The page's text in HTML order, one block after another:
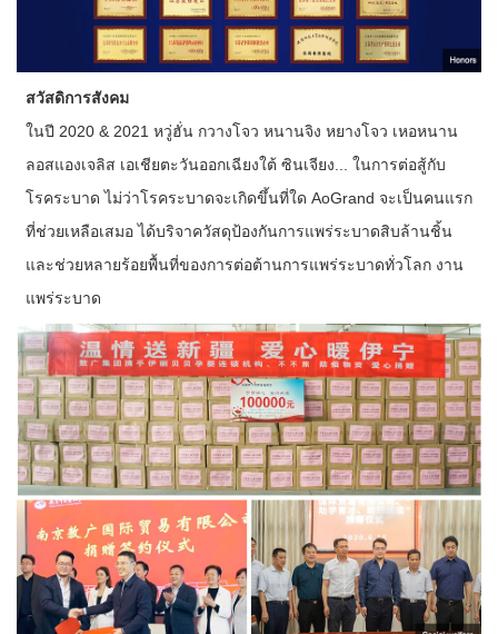
สวัสดิการสังคม
ในปี 2020 & 2021 หวู่ฮั่น กวางโจว หนานจิง หยางโจว เหอหนาน
ลอสแองเจลิส เอเชียตะวันออกเฉียงใต้ ซินเจียง... ในการต่อสู้กับ
โรคระบาด ไม่ว่าโรคระบาดจะเกิดขึ้นที่ใด AoGrand จะเป็นคนแรก
ที่ช่วยเหลือเสมอ ได้บริจาควัสดุป้องกันการแพร่ระบาดสิบล้านชิ้น
และช่วยหลายร้อยพื้นที่ของการต่อต้านการแพร่ระบาดทั่วโลก งาน
แพร่ระบาด